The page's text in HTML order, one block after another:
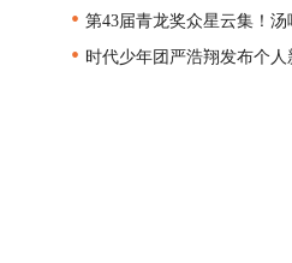
• 第43届青龙奖众星云集！
• 时代少年团严浩翔发布个人